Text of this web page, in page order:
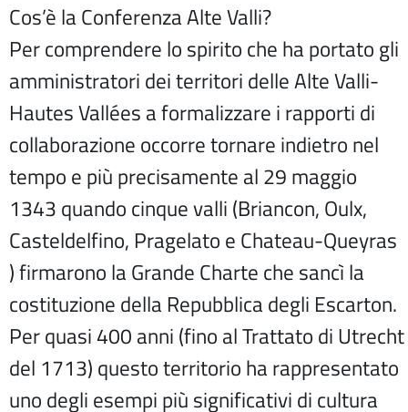
Cos’è la Conferenza Alte Valli?
Per comprendere lo spirito che ha portato gli
amministratori dei territori delle Alte Valli-
Hautes Vallées a formalizzare i rapporti di
collaborazione occorre tornare indietro nel
tempo e più precisamente al 29 maggio
1343 quando cinque valli (Briancon, Oulx,
Casteldelfino, Pragelato e Chateau-Queyras
) firmarono la Grande Charte che sancì la
costituzione della Repubblica degli Escarton.
Per quasi 400 anni (fino al Trattato di Utrecht
del 1713) questo territorio ha rappresentato
uno degli esempi più significativi di cultura